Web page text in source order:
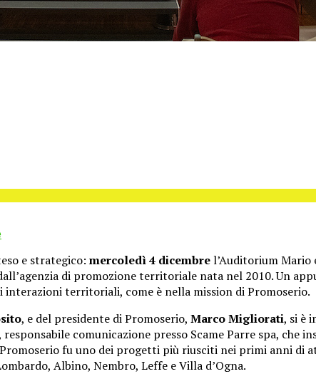
e strategico: mercoledì 4 dicembrel’AuditoriumMario
di promozione territoriale nata nel 2010. Un
territoriali, come è nella mission di Promoserio.
, e del presidente di Promoserio, Marco Migliorati, si è
responsabile comunicazione presso Scame Parre spa, che
fu uno dei progetti più riusciti nei primi anni di
Albino, Nembro, Leffe e Villa d’Ogna.